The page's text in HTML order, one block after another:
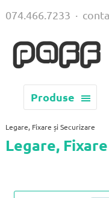
Produse
074.466.7233 ·
Legare, Fixare și Securizare
Legare,